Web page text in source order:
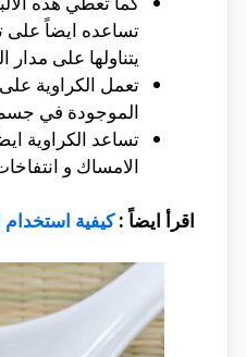
تساعده ايضاً على
يتناولها على مدار
تعمل الكراوية
الموجودة في جسم
تساعد الكراوية
الامساك و
اقرأ ايضاً :كيفية